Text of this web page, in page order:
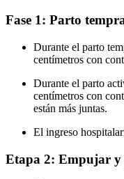
Fase 1: Parto
Durante el parto
centímetros con
Durante el parto
centímetros con
están más juntas.
El ingreso
Etapa 2: Empujar y